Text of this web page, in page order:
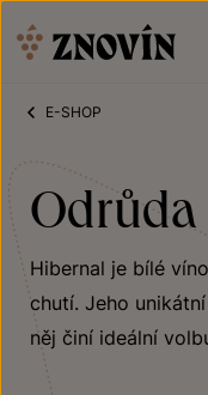
E-SHOP
Hibernal je bílé
chutí. Jeho
něj činí ideální